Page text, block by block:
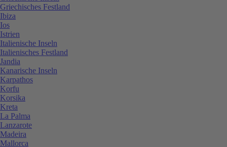
Griechisches Festland
Ibiza
Ios
Istrien
Italienische Inseln
Italienisches Festland
Jandia
Kanarische Inseln
Karpathos
Korfu
Korsika
Kreta
La Palma
Lanzarote
Madeira
Mallorca